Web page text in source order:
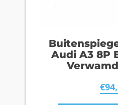
Audi A3 8P
€